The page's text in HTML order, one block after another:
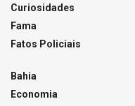
Curiosidades
Fama
Fatos Policiais
Bahia
Economia